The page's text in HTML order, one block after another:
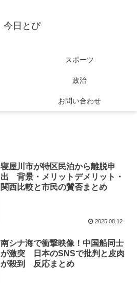
今日とぴ
スポーツ
政治
お問い合わせ
寝屋川市が特区民泊から離脱申
出 背景・メリットデメリット・
関西比較と市民の賛否まとめ
2025.08.12
南シナ海で衝撃映像！中国船同士
が激突 日本のSNSで批判と皮肉
が殺到 反応まとめ